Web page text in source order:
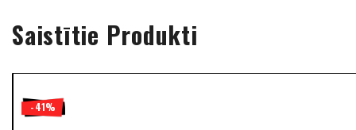
Saistītie Produkti
-25%
-28%
-36%
-41%
-5%
-53%
-24%
-28%
-27%
-25%
-28%
-36%
-41%